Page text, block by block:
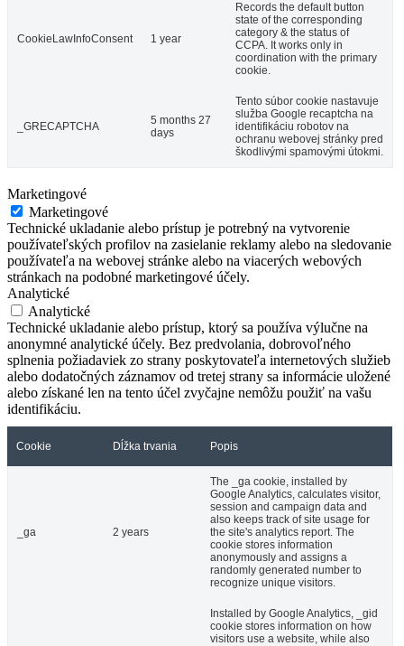
CookieLawInfoConsent 1 year
Records the default button
state of the corresponding
category & the status of
CCPA. It works only in
coordination with the primary
cookie.
_GRECAPTCHA
5 months 27
days
Tento súbor cookie nastavuje
služba Google recaptcha na
identifikáciu robotov na
ochranu webovej stránky pred
škodlivými spamovými útokmi.
Marketingové
Marketingové
Technické ukladanie alebo prístup je potrebný na vytvorenie
používateľských profilov na zasielanie reklamy alebo na sledovanie
používateľa na webovej stránke alebo na viacerých webových
stránkach na podobné marketingové účely.
Analytické
Analytické
Technické ukladanie alebo prístup, ktorý sa používa výlučne na
anonymné analytické účely. Bez predvolania, dobrovoľného
splnenia požiadaviek zo strany poskytovateľa internetových služieb
alebo dodatočných záznamov od tretej strany sa informácie uložené
alebo získané len na tento účel zvyčajne nemôžu použiť na vašu
identifikáciu.
Cookie Dĺžka trvania Popis
_ga 2 years
The _ga cookie, installed by
Google Analytics, calculates visitor,
session and campaign data and
also keeps track of site usage for
the site's analytics report. The
cookie stores information
anonymously and assigns a
randomly generated number to
recognize unique visitors.
Installed by Google Analytics, _gid
cookie stores information on how
visitors use a website, while also